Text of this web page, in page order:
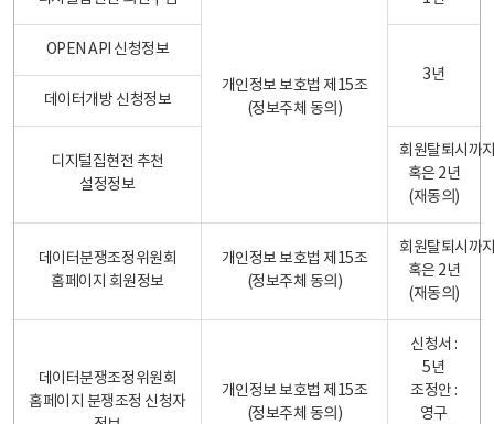
개인정보 보호법 제15조
(정보주체 동의)
OPEN API 신청정보
3년
데이터개방 신청정보
디지털집현전 추천
설정정보
회원탈퇴시까
혹은 2년
(재동의)
데이터분쟁조정위원회
홈페이지 회원정보
개인정보 보호법 제15조
(정보주체 동의)
회원탈퇴시까
혹은 2년
(재동의)
데이터분쟁조정위원회
홈페이지 분쟁조정 신청자
개인정보 보호법 제15조
(정보주체 동의)
신청서 :
5년
조정안 :
영구